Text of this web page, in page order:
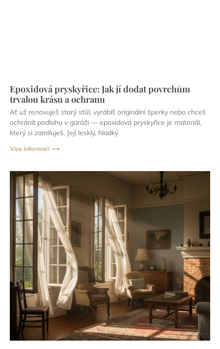
Epoxidová pryskyřice: Jak jí dodat povrchům
trvalou krásu a ochranu
Ať už renovuješ starý stůl, vyrábíš originální šperky nebo chceš
ochránit podlahu v garáži — epoxidová pryskyřice je materiál,
který si zamiluješ. Její lesklý, hladký
Více informací ⟶